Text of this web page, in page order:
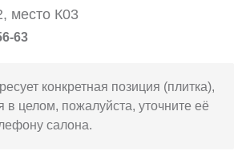
место К03
63
конкретная позиция (плитка),
в целом, пожалуйста, уточните её
салона.